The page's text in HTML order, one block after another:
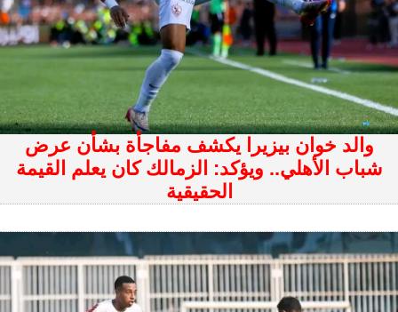
والد خوان بيزيرا يكشف مفاجأة بشأن عرض
شباب الأهلي.. ويؤكد: الزمالك كان يعلم القيمة
الحقيقية